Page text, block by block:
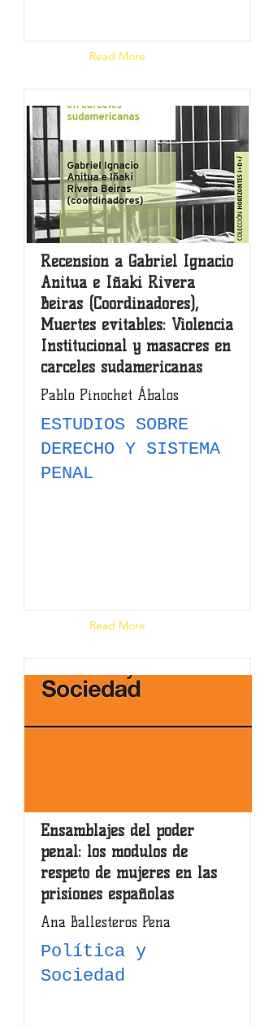
Read More
Read More
Recensión a Gabriel Ignacio
Anitua e Iñaki Rivera
Beiras (Coordinadores),
Muertes evitables: Violencia
Institucional y masacres en
cárceles sudamericanas
Pablo Pinochet Ábalos
ESTUDIOS SOBRE
DERECHO Y SISTEMA
PENAL
Ensamblajes del poder
penal: los módulos de
respeto de mujeres en las
prisiones españolas
Ana Ballesteros Pena
Política y
Sociedad